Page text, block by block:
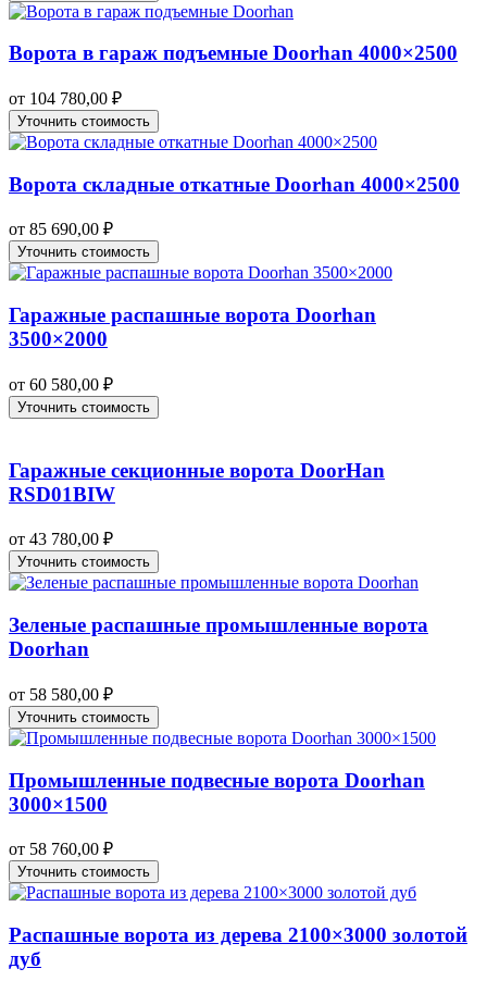
Ворота в гараж подъемные Doorhan 4000×2500
от 104 780,00 ₽
Уточнить стоимость
Ворота складные откатные Doorhan 4000×2500
от 85 690,00 ₽
Уточнить стоимость
Гаражные распашные ворота Doorhan
3500×2000
от 60 580,00 ₽
Уточнить стоимость
Гаражные секционные ворота DoorHan
RSD01BIW
от 43 780,00 ₽
Уточнить стоимость
Зеленые распашные промышленные ворота
Doorhan
от 58 580,00 ₽
Уточнить стоимость
Промышленные подвесные ворота Doorhan
3000×1500
от 58 760,00 ₽
Уточнить стоимость
Распашные ворота из дерева 2100×3000 золотой
дуб